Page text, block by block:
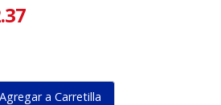
Agregar a Carretilla